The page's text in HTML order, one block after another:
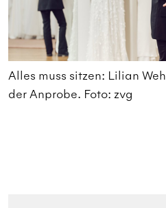
Alles muss sitzen: Lilian
der Anprobe. Foto: zvg